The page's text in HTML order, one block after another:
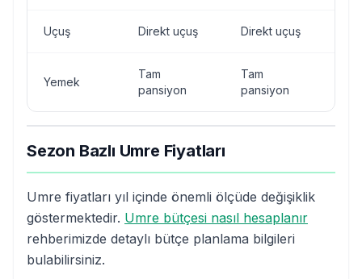
Uçuş Direkt uçuş Direkt uçuş
Yemek
Tam
pansiyon
Tam
pansiyon
Sezon Bazlı Umre Fiyatları
Umre fiyatları yıl içinde önemli ölçüde değişiklik
göstermektedir. Umre bütçesi nasıl hesaplanır
rehberimizde detaylı bütçe planlama bilgileri
bulabilirsiniz.